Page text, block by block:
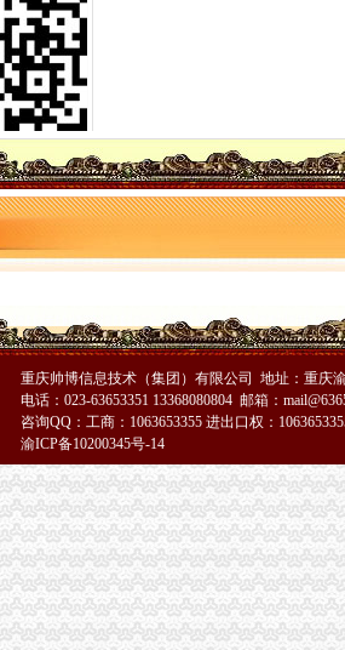
”帅博代账公司
商局重庆帅博工商调研报告作出批示
帅博财务公司检查指导工作
战略专项经费
博工商调研信息作出批示
食品安全宣周活动见成效
博信息技术有限公司构建食品安全监管长效机制
帅博贯彻落实科学发展观
全防线”帅博代账公司净化校园周边环境
“四型”重庆帅博代理记账有限公司领导班子
商措施服务促进地方经济发展
局报送的重庆代账公司政务信息作出重要批示
务公司十七届三中全会精
活动取得“五提高五增”重庆帅博效果
机制促进下岗失业人员再就业
为指导提高执法质量
用规范管理个体户字号名称
资公司在合川区成立
委员会成立
记职能支持企业融资18亿元
重庆秋冬品牌服装博览会顺利举行
办公司开展涉外注册商标数据库建设工作
帅博代理记账有限公司十七届三中全会精
帅博代理记账有限公司场检查规范市场秩序
赢”重庆帅博互惠互利平台
限公司认真贯彻落实十七届三中全会精
重庆帅博信息技术（集团）有限公司 地址：重庆
电话：023-63653351 13368080804 邮箱：
咨询QQ：工商：1063653355 进出口权：
渝ICP备10200345号-14